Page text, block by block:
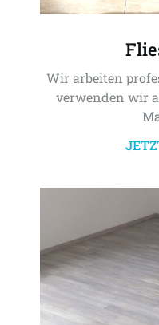
Wir arbeiten
verwenden wir